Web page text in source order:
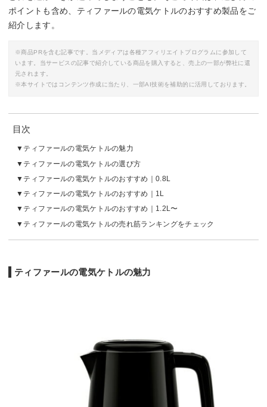
ポイントも含め、ティファールの電気ケトルのおすすめ製品をご
紹介します。
※商品PRを含む記事です。当メディアは各種アフィリエイトプログラムに参加して
います。当サービスの記事で紹介している商品を購入すると、売上の一部が弊社に還
元されます。
※本サイトではコンテンツ作成に当たり、一部AI技術を補助的に活用しております。
目次
ティファールの電気ケトルの魅力
ティファールの電気ケトルの選び方
ティファールの電気ケトルのおすすめ｜0.8L
ティファールの電気ケトルのおすすめ｜1L
ティファールの電気ケトルのおすすめ｜1.2L〜
ティファールの電気ケトルの売れ筋ランキングをチェック
ティファールの電気ケトルの魅力